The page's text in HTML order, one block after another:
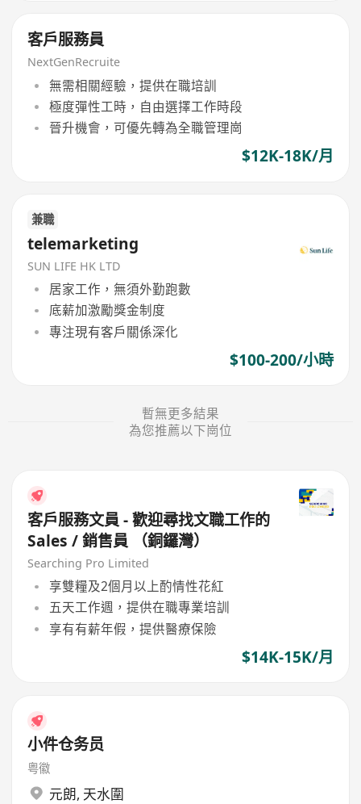
客戶服務員
NextGenRecruite
無需相關經驗，提供在職培訓
極度彈性工時，自由選擇工作時段
晉升機會，可優先轉為全職管理崗
$12K-18K/月
兼職
telemarketing
SUN LIFE HK LTD
居家工作，無須外勤跑數
底薪加激勵獎金制度
專注現有客戶關係深化
$100-200/小時
暫無更多結果
為您推薦以下崗位
客戶服務文員 - 歡迎尋找文職工作的
Sales / 銷售員 （銅鑼灣）
Searching Pro Limited
享雙糧及2個月以上酌情性花紅
五天工作週，提供在職專業培訓
享有有薪年假，提供醫療保險
$14K-15K/月
小件仓务员
粤徽
元朗, 天水圍